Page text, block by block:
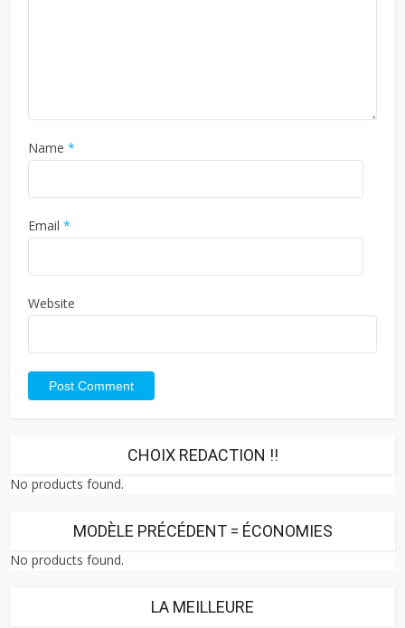
Name *
Email *
Website
CHOIX REDACTION !!
No products found.
MODÈLE PRÉCÉDENT = ÉCONOMIES
No products found.
LA MEILLEURE